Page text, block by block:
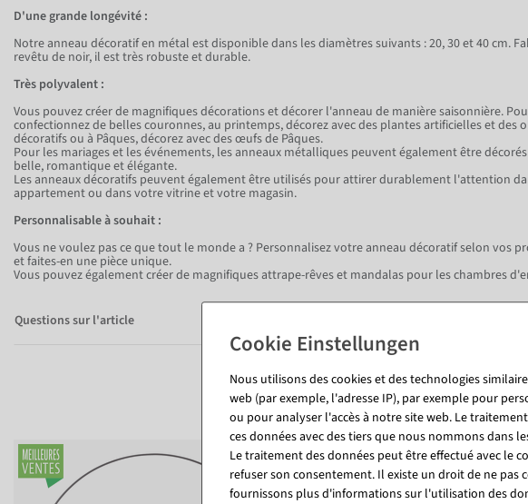
D'une grande longévité :
Notre anneau décoratif en métal est disponible dans les diamètres suivants : 20, 30 et 40 cm.
revêtu de noir, il est très robuste et durable.
Très polyvalent :
Vous pouvez créer de magnifiques décorations et décorer l'anneau de manière saisonnière.
confectionnez de belles couronnes, au printemps, décorez avec des plantes artificielles et des
décoratifs ou à Pâques, décorez avec des œufs de Pâques.
Pour les mariages et les événements, les anneaux métalliques peuvent également être
belle, romantique et élégante.
Les anneaux décoratifs peuvent également être utilisés pour attirer durablement l'attention
appartement ou dans votre vitrine et votre magasin.
Personnalisable à souhait :
Vous ne voulez pas ce que tout le monde a ? Personnalisez votre anneau décoratif selon vos
et faites-en une pièce unique.
Vous pouvez également créer de magnifiques attrape-rêves et mandalas pour les chambres
Questions sur l'article
Vous
%
Nous utilisons des cookies et des technologies
web (par exemple, l'adresse IP), par exemple pour
ou pour analyser l'accès à notre site web. Le
ces données avec des tiers que nous nommons dans
Le traitement des données peut être effectué avec le
refuser son consentement. Il existe un droit de ne
fournissons plus d'informations sur l'utilisation des